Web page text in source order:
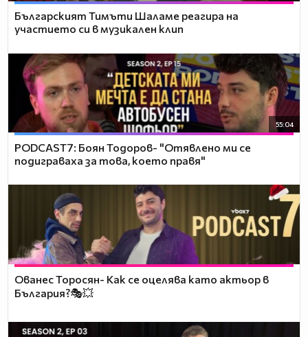
Българският Тимъти Шаламе реагира на
участието си в музикален клип
55:04
PODCAST7: ‪Боян Тодоров- "Отявлено ми се
подиграваха за това, което правя"
Ованес Торосян- Как се оцелява като актьор в
България?🎭💥